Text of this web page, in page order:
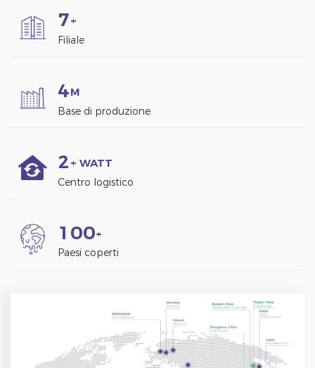
7+
Filiale
4M
Base di produzione
2 + WATT
Centro logistico
1 00+
Paesi coperti